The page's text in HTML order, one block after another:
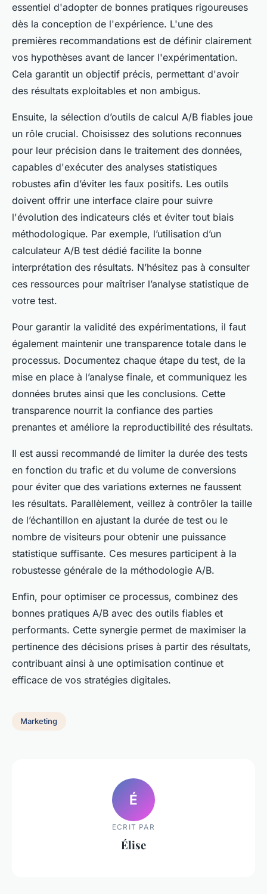
essentiel d'adopter de bonnes pratiques rigoureuses
dès la conception de l'expérience. L'une des
premières recommandations est de définir clairement
vos hypothèses avant de lancer l'expérimentation.
Cela garantit un objectif précis, permettant d'avoir
des résultats exploitables et non ambigus.
Ensuite, la sélection d’outils de calcul A/B fiables joue
un rôle crucial. Choisissez des solutions reconnues
pour leur précision dans le traitement des données,
capables d'exécuter des analyses statistiques
robustes afin d’éviter les faux positifs. Les outils
doivent offrir une interface claire pour suivre
l'évolution des indicateurs clés et éviter tout biais
méthodologique. Par exemple, l’utilisation d’un
calculateur A/B test dédié facilite la bonne
interprétation des résultats. N’hésitez pas à consulter
ces ressources pour maîtriser l’analyse statistique de
votre test.
Pour garantir la validité des expérimentations, il faut
également maintenir une transparence totale dans le
processus. Documentez chaque étape du test, de la
mise en place à l’analyse finale, et communiquez les
données brutes ainsi que les conclusions. Cette
transparence nourrit la confiance des parties
prenantes et améliore la reproductibilité des résultats.
Il est aussi recommandé de limiter la durée des tests
en fonction du trafic et du volume de conversions
pour éviter que des variations externes ne faussent
les résultats. Parallèlement, veillez à contrôler la taille
de l’échantillon en ajustant la durée de test ou le
nombre de visiteurs pour obtenir une puissance
statistique suffisante. Ces mesures participent à la
robustesse générale de la méthodologie A/B.
Enfin, pour optimiser ce processus, combinez des
bonnes pratiques A/B avec des outils fiables et
performants. Cette synergie permet de maximiser la
pertinence des décisions prises à partir des résultats,
contribuant ainsi à une optimisation continue et
efficace de vos stratégies digitales.
Marketing
É
ECRIT PAR
Élise